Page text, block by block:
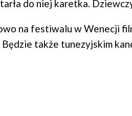
do niej karetka.
na festiwalu w Wenecji
także tunezyjskim